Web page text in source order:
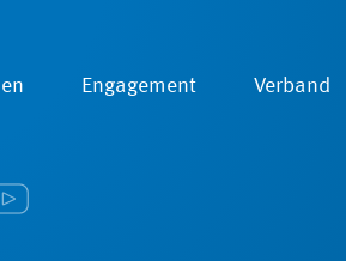
Engagement Verband